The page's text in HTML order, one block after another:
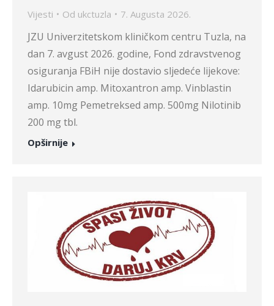
Vijesti Od ukctuzla 7. Augusta 2026.
JZU Univerzitetskom kliničkom centru Tuzla, na
dan 7. avgust 2026. godine, Fond zdravstvenog
osiguranja FBiH nije dostavio sljedeće lijekove:
Idarubicin amp. Mitoxantron amp. Vinblastin
amp. 10mg Pemetreksed amp. 500mg Nilotinib
200 mg tbl.
Opširnije